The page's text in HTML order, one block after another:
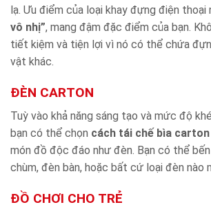
lạ. Ưu điểm của loại khay đựng điện thoại
vô nhị”, mang đậm đặc điểm của bạn.
tiết kiệm và tiện lợi vì nó có thể chứa
vật khác.
ĐÈN CARTON
Tuỳ vào khả năng sáng tạo và mức độ
bạn có thể chọn cách tái chế bìa
món đồ độc đáo như đèn. Bạn có thể
chùm, đèn bàn, hoặc bất cứ loại đèn nào
ĐỒ CHƠI CHO TRẺ